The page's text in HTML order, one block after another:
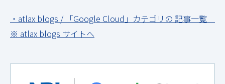
・atlax blogs / 「Google Cloud」カテゴリの 記事一覧
※ atlax blogs サイトへ